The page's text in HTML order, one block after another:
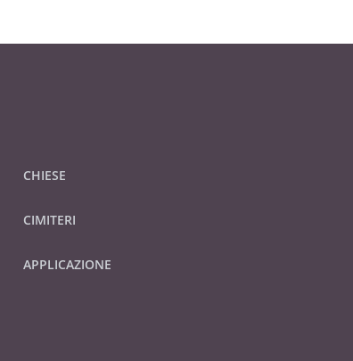
CHIESE
CIMITERI
APPLICAZIONE